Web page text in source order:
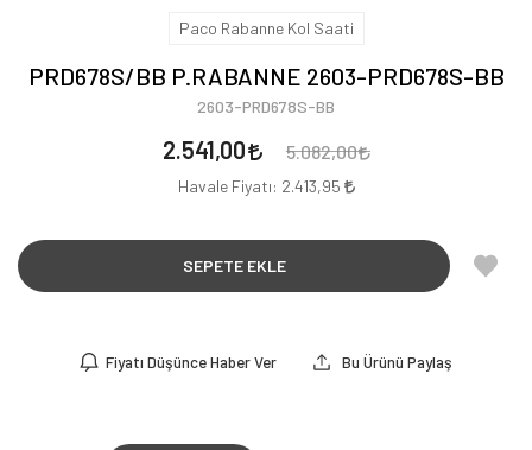
Paco Rabanne Kol Saati
PRD678S/BB P.RABANNE 2603-PRD678S-BB
2603-PRD678S-BB
2.541,00 5.082,00
Havale Fiyatı: 2.413,95
SEPETE EKLE
Fiyatı Düşünce Haber Ver Bu Ürünü Paylaş